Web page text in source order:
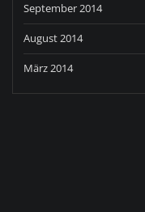
September 2014
August 2014
März 2014